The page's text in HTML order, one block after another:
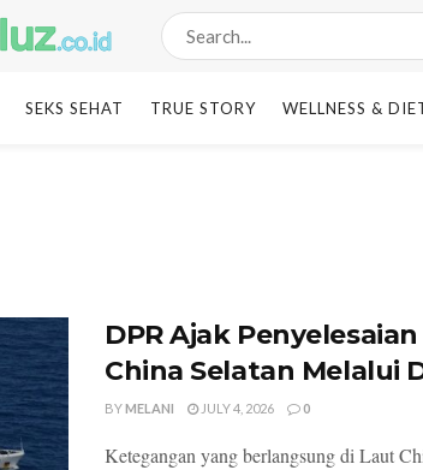
SEKS SEHAT TRUE STORY WELLNESS &
DPR Ajak
China Selatan Melalui
BYMELANI JULY 4, 2026 0
Ketegangan yang berlangsung di Laut